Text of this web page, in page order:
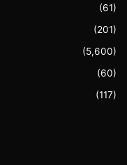
(61)
(201)
(5,600)
(60)
(117)